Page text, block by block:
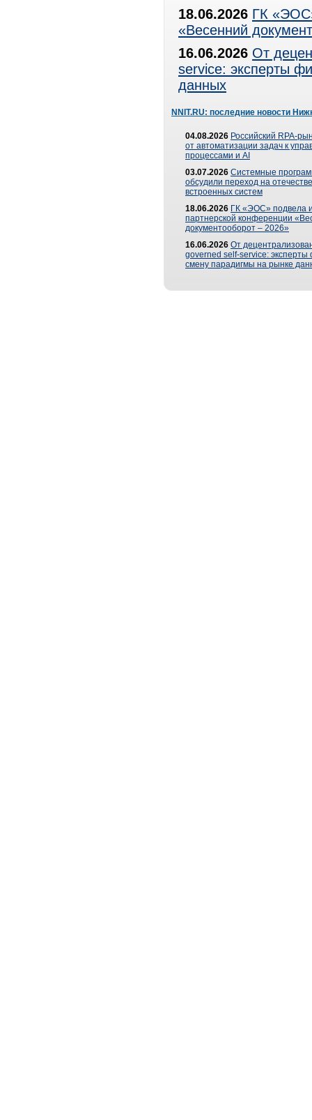
18.06.2026 ГК
«Весенний
16.06.2026 От
service: эксперты
данных
NNIT.RU: последние новости
04.08.2026 Российский RPA-
от автоматизации задач к
процессами и AI
03.07.2026 Системные
обсудили переход на
встроенных систем
18.06.2026 ГК «ЭОС» подвела
партнерской конференции
документооборот – 2026»
16.06.2026 От
governed self-service: эксперты
смену парадигмы на рынке